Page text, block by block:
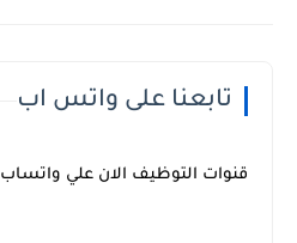
تابعنا على واتس اب
قنوات التوظيف الان علي واتساب